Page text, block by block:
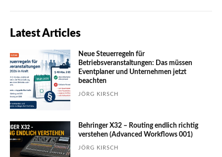
Latest Articles
Neue Steuerregeln für
Betriebsveranstaltungen: Das müssen
Eventplaner und Unternehmen jetzt
beachten
JÖRG KIRSCH
Behringer X32 – Routing endlich richtig
verstehen (Advanced Workflows 001)
JÖRG KIRSCH